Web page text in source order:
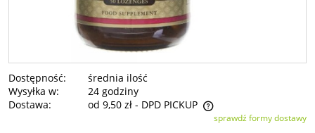
Dostępność:
średnia ilość
Wysyłka w:
24 godziny
Dostawa:
od 9,50 zł - DPD PICKUP
Cena nie zawiera ewentualnych kosztów płatnościsprawdź formy dostawy